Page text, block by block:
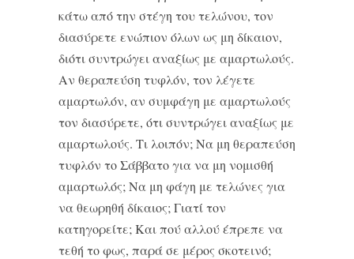
κάτω από την στέγη του τελώνου, τον
διασύρετε ενώπιον όλων ως μη δίκαιον,
διότι συντρώγει αναξίως με αμαρτωλούς.
Αν θεραπεύση τυφλόν, τον λέγετε
αμαρτωλόν, αν συμφάγη με αμαρτωλούς
τον διασύρετε, ότι συντρώγει αναξίως με
αμαρτωλούς. Τι λοιπόν; Να μη θεραπεύση
τυφλόν το Σάββατο για να μη νομισθή
αμαρτωλός; Να μη φάγη με τελώνες για
να θεωρηθή δίκαιος; Γιατί τον
κατηγορείτε; Και πού αλλού έπρεπε να
τεθή το φως, παρά σε μέρος σκοτεινό;